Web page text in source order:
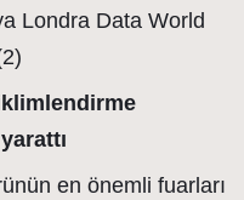
en önemli fuarları